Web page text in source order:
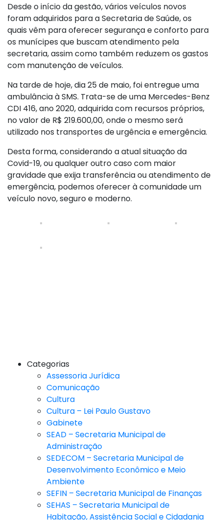
Desde o início da gestão, vários veículos novos
foram adquiridos para a Secretaria de Saúde, os
quais vêm para oferecer segurança e conforto para
os munícipes que buscam atendimento pela
secretaria, assim como também reduzem os gastos
com manutenção de veículos.
Na tarde de hoje, dia 25 de maio, foi entregue uma
ambulância à SMS. Trata-se de uma Mercedes-Benz
CDI 416, ano 2020, adquirida com recursos próprios,
no valor de R$ 219.600,00, onde o mesmo será
utilizado nos transportes de urgência e emergência.
Desta forma, considerando a atual situação da
Covid-19, ou qualquer outro caso com maior
gravidade que exija transferência ou atendimento de
emergência, podemos oferecer à comunidade um
veículo novo, seguro e moderno.
Categorias
Assessoria Jurídica
Comunicação
Cultura
Cultura – Lei Paulo Gustavo
Gabinete
SEAD – Secretaria Municipal de
Administração
SEDECOM – Secretaria Municipal de
Desenvolvimento Econômico e Meio
Ambiente
SEFIN – Secretaria Municipal de Finanças
SEHAS – Secretaria Municipal de
Habitação, Assistência Social e Cidadania